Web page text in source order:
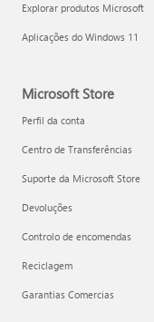
Explorar produtos Microsoft
Aplicações do Windows 11
Microsoft Store
Perfil da conta
Centro de Transferências
Suporte da Microsoft Store
Devoluções
Controlo de encomendas
Reciclagem
Garantias Comercias